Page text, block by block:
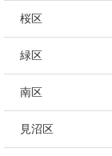
桜区
緑区
南区
見沼区